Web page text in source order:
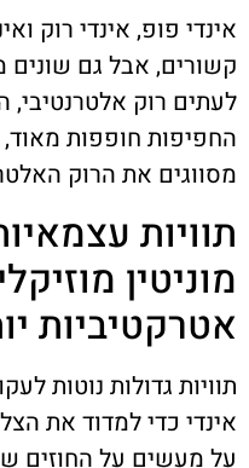
אינדי פופ, אינדי רוק
קשורים, אבל גם שונים
לעתים רוק
החפיפות חופפות מאוד,
מסווגים את הרוק
תוויות
מוניטין
אטרקטיביות
תוויות גדולות נוטות
אינדי כדי למדוד את
על מעשים על החוזים